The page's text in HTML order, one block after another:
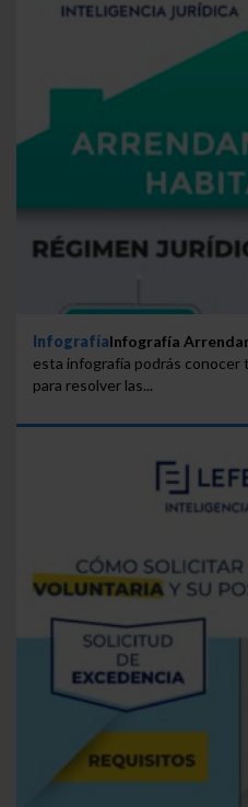
InfografíaInfografía
esta infografía podrás conocer
para resolver las...